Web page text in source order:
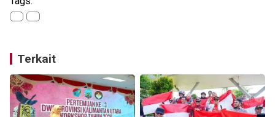
Terkait